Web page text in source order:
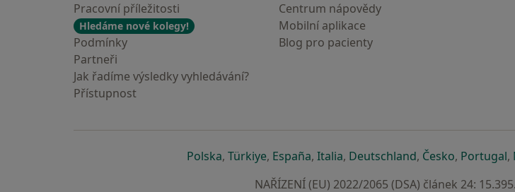
Pracovní příležitosti
Hledáme nové kolegy!
Podmínky
Partneři
Jak řadíme výsledky vyhledávání?
Přístupnost
Centrum nápovědy
Mobilní aplikace
Blog pro pacienty
Polskase otevře v nové záložce
, Türkiyese otevře v nové záložce
, Españase otevře v nové záložce
, Italiase otevře v nové záložce
, Deutschlandse otevře v nové
, Českose otevře
, Portugal,
NAŘÍZENÍ (EU) 2022/2065 (DSA) článek 24: